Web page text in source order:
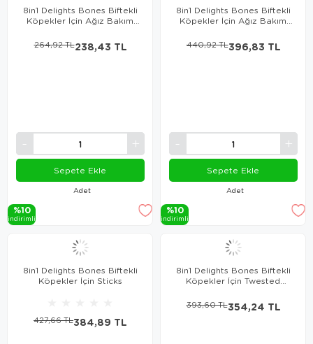
8in1 Delights Bones Biftekli
Köpekler İçin Ağız Bakım
Adet
238,43 TL
264,92 TL
Sepete Ekle
%10
i̇ndi̇ri̇mli̇
8in1 Delights Bones Biftekli
Köpekler İçin Ağız Bakım
Adet
396,83 TL
440,92 TL
Sepete Ekle
%10
i̇ndi̇ri̇mli̇
8in1 Delights Bones Biftekli
Köpekler İçin Sticks
384,89 TL
427,66 TL
8in1 Delights Bones Biftekli
Köpekler İçin Twested
354,24 TL
393,60 TL